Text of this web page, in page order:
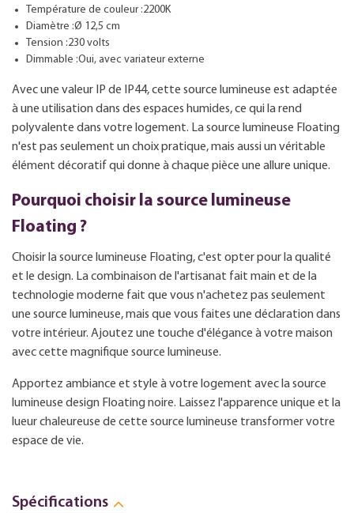
Température de couleur :2200K
Diamètre :Ø 12,5 cm
Tension :230 volts
Dimmable :Oui, avec variateur externe
Avec une valeur IP de IP44, cette source lumineuse est adaptée
à une utilisation dans des espaces humides, ce qui la rend
polyvalente dans votre logement. La source lumineuse Floating
n'est pas seulement un choix pratique, mais aussi un véritable
élément décoratif qui donne à chaque pièce une allure unique.
Pourquoi choisir la source lumineuse
Floating ?
Choisir la source lumineuse Floating, c'est opter pour la qualité
et le design. La combinaison de l'artisanat fait main et de la
technologie moderne fait que vous n'achetez pas seulement
une source lumineuse, mais que vous faites une déclaration dans
votre intérieur. Ajoutez une touche d'élégance à votre maison
avec cette magnifique source lumineuse.
Apportez ambiance et style à votre logement avec la source
lumineuse design Floating noire. Laissez l'apparence unique et la
lueur chaleureuse de cette source lumineuse transformer votre
espace de vie.
Spécifications